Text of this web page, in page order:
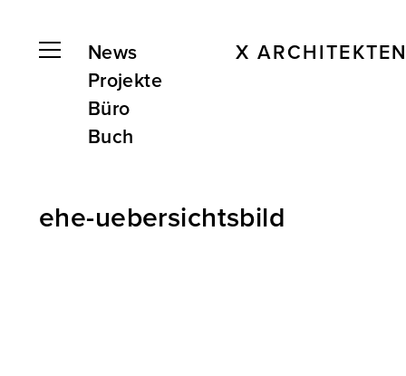
News
Projekte
Büro
Buch
X
ehe-uebersichtsbild